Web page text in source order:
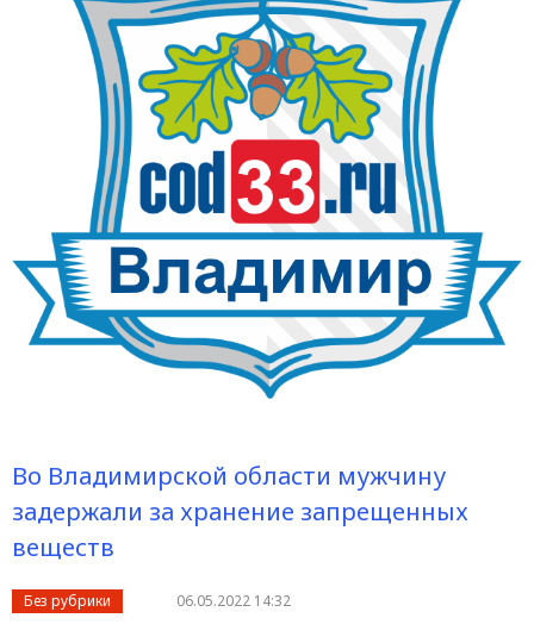
Во Владимирской области мужчину
задержали за хранение запрещенных
веществ
Без рубрики 06.05.2022 14:32